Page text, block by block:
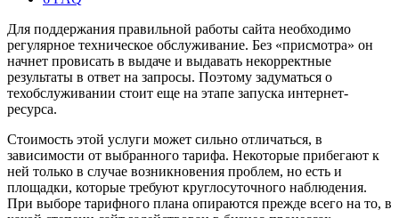
Для поддержания правильной работы сайта необходимо
регулярное техническое обслуживание. Без «присмотра» он
начнет провисать в выдаче и выдавать некорректные
результаты в ответ на запросы. Поэтому задуматься о
техобслуживании стоит еще на этапе запуска интернет-
ресурса.
Стоимость этой услуги может сильно отличаться, в
зависимости от выбранного тарифа. Некоторые прибегают к
ней только в случае возникновения проблем, но есть и
площадки, которые требуют круглосуточного наблюдения.
При выборе тарифного плана опираются прежде всего на то, в